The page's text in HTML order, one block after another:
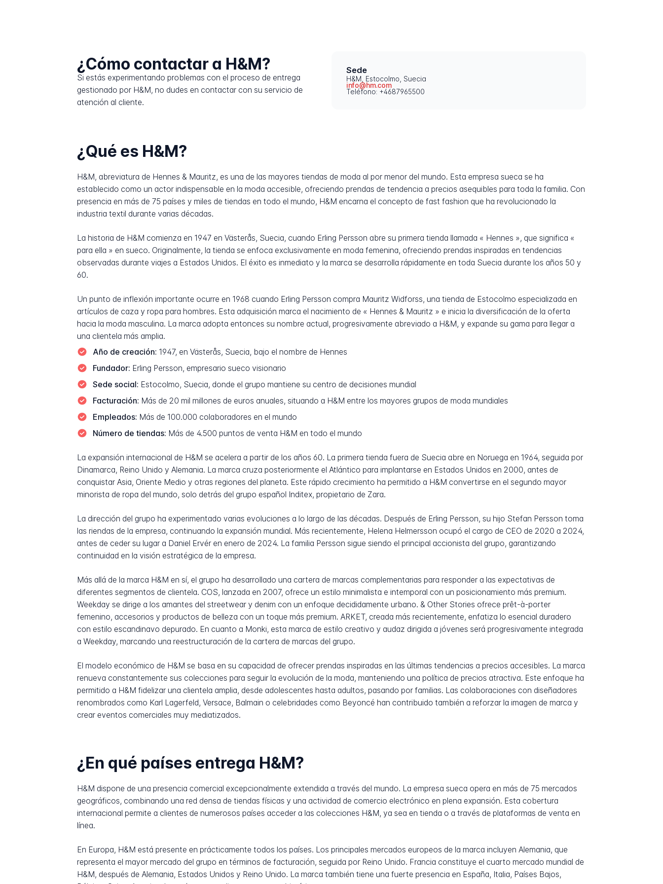
¿Cómo contactar a H&M?
Si estás experimentando problemas con el proceso de entrega
gestionado por H&M, no dudes en contactar con su servicio de
atención al cliente.
Sede
H&M, Estocolmo, Suecia
info@hm.com
Teléfono: +4687965500
¿Qué es H&M?
H&M, abreviatura de Hennes & Mauritz, es una de las mayores tiendas de moda al por menor del mundo. Esta empresa sueca se ha
establecido como un actor indispensable en la moda accesible, ofreciendo prendas de tendencia a precios asequibles para toda la familia. Con
presencia en más de 75 países y miles de tiendas en todo el mundo, H&M encarna el concepto de fast fashion que ha revolucionado la
industria textil durante varias décadas.
La historia de H&M comienza en 1947 en Västerås, Suecia, cuando Erling Persson abre su primera tienda llamada « Hennes », que significa «
para ella » en sueco. Originalmente, la tienda se enfoca exclusivamente en moda femenina, ofreciendo prendas inspiradas en tendencias
observadas durante viajes a Estados Unidos. El éxito es inmediato y la marca se desarrolla rápidamente en toda Suecia durante los años 50 y
60.
Un punto de inflexión importante ocurre en 1968 cuando Erling Persson compra Mauritz Widforss, una tienda de Estocolmo especializada en
artículos de caza y ropa para hombres. Esta adquisición marca el nacimiento de « Hennes & Mauritz » e inicia la diversificación de la oferta
hacia la moda masculina. La marca adopta entonces su nombre actual, progresivamente abreviado a H&M, y expande su gama para llegar a
una clientela más amplia.
Año de creación: 1947, en Västerås, Suecia, bajo el nombre de Hennes
Fundador: Erling Persson, empresario sueco visionario
Sede social: Estocolmo, Suecia, donde el grupo mantiene su centro de decisiones mundial
Facturación: Más de 20 mil millones de euros anuales, situando a H&M entre los mayores grupos de moda mundiales
Empleados: Más de 100.000 colaboradores en el mundo
Número de tiendas: Más de 4.500 puntos de venta H&M en todo el mundo
La expansión internacional de H&M se acelera a partir de los años 60. La primera tienda fuera de Suecia abre en Noruega en 1964, seguida por
Dinamarca, Reino Unido y Alemania. La marca cruza posteriormente el Atlántico para implantarse en Estados Unidos en 2000, antes de
conquistar Asia, Oriente Medio y otras regiones del planeta. Este rápido crecimiento ha permitido a H&M convertirse en el segundo mayor
minorista de ropa del mundo, solo detrás del grupo español Inditex, propietario de Zara.
La dirección del grupo ha experimentado varias evoluciones a lo largo de las décadas. Después de Erling Persson, su hijo Stefan Persson toma
las riendas de la empresa, continuando la expansión mundial. Más recientemente, Helena Helmersson ocupó el cargo de CEO de 2020 a 2024,
antes de ceder su lugar a Daniel Ervér en enero de 2024. La familia Persson sigue siendo el principal accionista del grupo, garantizando
continuidad en la visión estratégica de la empresa.
Más allá de la marca H&M en sí, el grupo ha desarrollado una cartera de marcas complementarias para responder a las expectativas de
diferentes segmentos de clientela. COS, lanzada en 2007, ofrece un estilo minimalista e intemporal con un posicionamiento más premium.
Weekday se dirige a los amantes del streetwear y denim con un enfoque decididamente urbano. & Other Stories ofrece prêt-à-porter
femenino, accesorios y productos de belleza con un toque más premium. ARKET, creada más recientemente, enfatiza lo esencial duradero
con estilo escandinavo depurado. En cuanto a Monki, esta marca de estilo creativo y audaz dirigida a jóvenes será progresivamente integrada
a Weekday, marcando una reestructuración de la cartera de marcas del grupo.
El modelo económico de H&M se basa en su capacidad de ofrecer prendas inspiradas en las últimas tendencias a precios accesibles. La marca
renueva constantemente sus colecciones para seguir la evolución de la moda, manteniendo una política de precios atractiva. Este enfoque ha
permitido a H&M fidelizar una clientela amplia, desde adolescentes hasta adultos, pasando por familias. Las colaboraciones con diseñadores
renombrados como Karl Lagerfeld, Versace, Balmain o celebridades como Beyoncé han contribuido también a reforzar la imagen de marca y
crear eventos comerciales muy mediatizados.
¿En qué países entrega H&M?
H&M dispone de una presencia comercial excepcionalmente extendida a través del mundo. La empresa sueca opera en más de 75 mercados
geográficos, combinando una red densa de tiendas físicas y una actividad de comercio electrónico en plena expansión. Esta cobertura
internacional permite a clientes de numerosos países acceder a las colecciones H&M, ya sea en tienda o a través de plataformas de venta en
línea.
En Europa, H&M está presente en prácticamente todos los países. Los principales mercados europeos de la marca incluyen Alemania, que
representa el mayor mercado del grupo en términos de facturación, seguida por Reino Unido. Francia constituye el cuarto mercado mundial de
H&M, después de Alemania, Estados Unidos y Reino Unido. La marca también tiene una fuerte presencia en España, Italia, Países Bajos,